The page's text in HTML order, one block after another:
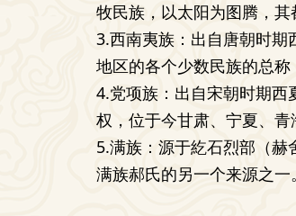
牧民族，以太阳为图腾，其
3.西南夷族：出自唐朝时期
地区的各个少数民族的总称
4.党项族：出自宋朝时期西
权，位于今甘肃、宁夏、
5.满族：源于紇石烈部（
满族郝氏的另一个来源之一。